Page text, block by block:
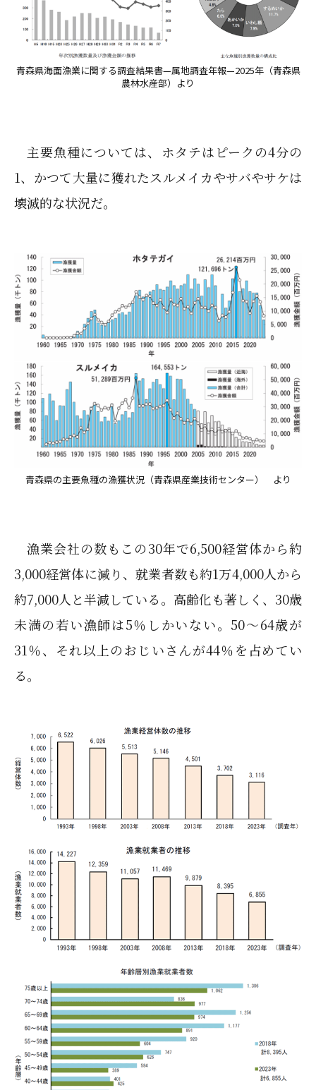
青森県海面漁業に関する調査結果書—属地調査年報—2025年（青森県
農林水産部）より
主要魚種については、ホタテはピークの4分の
1、かつて大量に獲れたスルメイカやサバやサケは
壊滅的な状況だ。
青森県の主要魚種の漁獲状況（青森県産業技術センター） より
漁業会社の数もこの30年で6,500経営体から約
3,000経営体に減り、就業者数も約1万4,000人から
約7,000人と半減している。高齢化も著しく、30歳
未満の若い漁師は5％しかいない。50～64歳が
31％、それ以上のおじいさんが44％を占めてい
る。